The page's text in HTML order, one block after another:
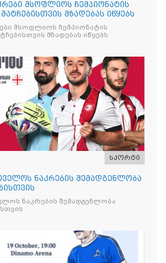
მსოფლიოს ჩემპიონატის
მზადებას იწყებს
მსოფლიოს ჩემპიონატის
მზადებას იწყებს
სპორტი
ნაკრების შემადგენლობა
ნაკრების შემადგენლობა